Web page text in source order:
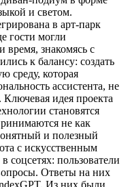
и светом.
в арт-парк
гости могли
время, знакомясь с
к балансу: создать
среду, которая
ассистента, не
идея проекта
становятся
не как
и полезный
с искусственным
соцсетях: пользователи
Ответы на них
Из них были